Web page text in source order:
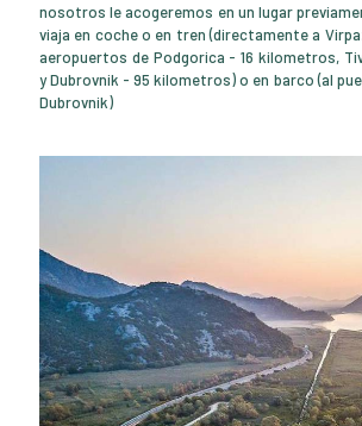
nosotros le acogeremos en un lugar
viaja en coche o en tren (directamente a
aeropuertos de Podgorica - 16 kilometros,
y Dubrovnik - 95 kilometros) o en barco (al
Dubrovnik)